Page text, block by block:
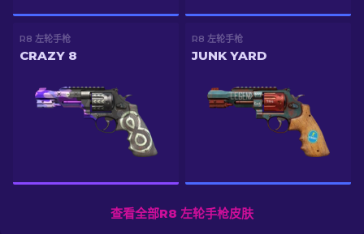
R8 左轮手枪
CRAZY 8
R8 左轮手枪
JUNK YARD
查看全部R8 左轮手枪皮肤